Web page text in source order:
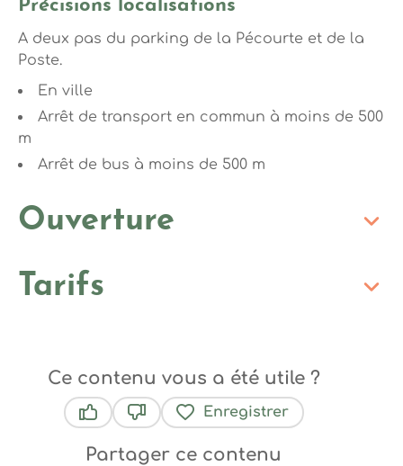
Précisions localisations
A deux pas du parking de la Pécourte et de la
Poste.
En ville
Arrêt de transport en commun à moins de 500
m
Arrêt de bus à moins de 500 m
Ouverture
Tarifs
Ce contenu vous a été utile ?
Enregistrer
Partager ce contenu